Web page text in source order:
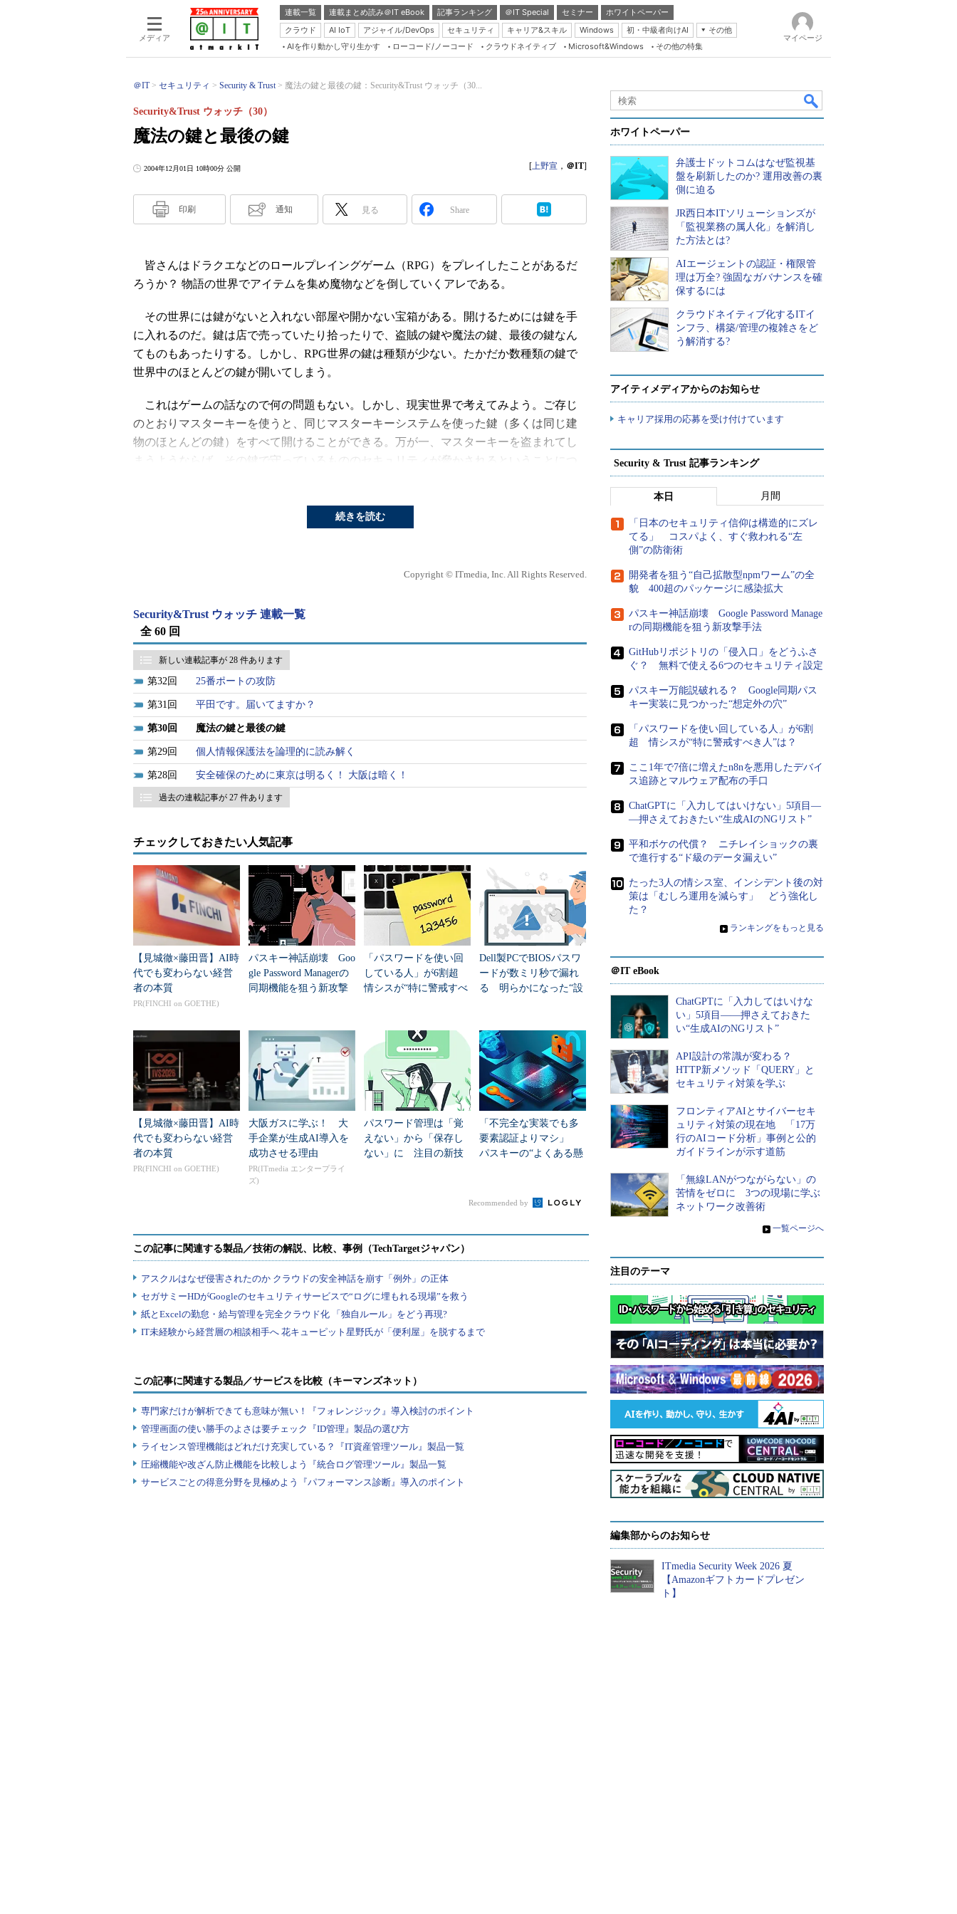
メディア
連載一覧 連載まとめ読み＠IT eBook 記事ランキング ＠IT Special セミナー
ホワイトペーパー
クラウド
AI IoT アジャイル/DevOps セキュリティ キャリア&スキル Windows 初・中級者向けAI
その他
Server & Storage
Database Expert
Master of IP Network
Security & Trust
Test & Tools
AIを作り動かし守り生かす ローコード/ノーコード クラウドネイティブ Microsoft&Windows その他の特集
マイページ
＠IT セキュリティ Security & Trust 魔法の鍵と最後の鍵：Security&Trust ウォッチ（30...
魔法の鍵と最後の鍵
Security&Trust ウォッチ（30）
2004年12月01日 10時00分 公開 [上野宣 ， ＠IT]
印刷 通知 見る Share
皆さんはドラクエなどのロールプレイングゲーム（RPG）をプレイしたことがあるだ
ろうか？ 物語の世界でアイテムを集め魔物などを倒していくアレである。
その世界には鍵がないと入れない部屋や開かない宝箱がある。開けるためには鍵を手
に入れるのだ。鍵は店で売っていたり拾ったりで、盗賊の鍵や魔法の鍵、最後の鍵なん
てものもあったりする。しかし、RPG世界の鍵は種類が少ない。たかだか数種類の鍵で
世界中のほとんどの鍵が開いてしまう。
これはゲームの話なので何の問題もない。しかし、現実世界で考えてみよう。ご存じ
のとおりマスターキーを使うと、同じマスターキーシステムを使った鍵（多くは同じ建
物のほとんどの鍵）をすべて開けることができる。万が一、マスターキーを盗まれてし
まうようならば、その鍵で守っているもののセキュリティが脅かされるということにつ
コンピュータ世界のマスターキー
を使っている方は多く存在するだろう。さらにこれは個人だけではなく企業内でも同様
OSのログインに始まり、Webメールにポータルサイト、BlogやISPなどログイン時にア
カウント、いわゆる鍵を必要とする場面は非常に多くなっている。少ない人でもざっと
10アカウントぐらいはあるのではないだろうか？多い人になると100アカウント以上管理
していることも珍しくないと思う。
ちなみに筆者も数えてみたら100アカウント以上あった。もしアカウントすべてがマス
ターキーのように同じIDとパスワードで管理されているとして、「そのマスターキーを
誰かに渡せますか？」と聞かれれば、筆者は間違いなくノーと答える。
マスターキーを渡したからといって、管理しているすべてのセキュリティが破られる
とは思わない。それは何を管理している鍵なのかが分からないからだ。しかし、その人
マスターキーよりキーボックス利用を提案
マスターキーのようなパスワードで多くのアカウントを管理していると、あるマスタ
ーキーが漏えいした場合に被害が他所に及ぶ可能性がある。かといって、100以上もある
アカウントすべてに異なるIDとパスワードを使って、それを私の頭で記憶できるわけが
ない。
そこで筆者はキーボックスを使うことにした。100のアカウントに異なる鍵を割り当
て、そのキーボックスの鍵1本を管理することにしたのだ。マスターキーではなく、キー
たぐいのソフトウェアのことを指す。
頻繁にネットワークを通過するマスターキーを使うぐらいなら、自己責任の範囲内で
使えるデスクトップPCにパスワード管理ツールを導入して管理した方が安全に違いない
という結論からである。
パスワード管理ツールの利点
一般的なパスワード管理ツールの最大の利点は、アカウント別に異なるパスワードを
複雑なパスワードを利用できる。さらに、IDとパスワード以外にも補足情報を記録でき
や自分が登録したアプリケーションのシリアルナンバーの管理ツールとしても使うこと
もちろん、ツール内で管理しているこれらのパスワードなどの情報は暗号化されてい
る。キーボックスの鍵がない限りは秘密にしたい情報が漏えいする確率は低いだろう。
したり検索したりすることもできる。
パスワード管理ツールは、その利便性と安全性が向上する効果から一度使うと手放す
パスワード管理ツールいろいろ
続きを読む
Copyright © ITmedia, Inc. All Rights Reserved.
Security&Trust ウォッチ 連載一覧
全 60 回
新しい連載記事が 28 件あります
32 25番ポートの攻防
31 平田です。届いてますか？
30 魔法の鍵と最後の鍵
29 個人情報保護法を論理的に読み解く
28 安全確保のために東京は明るく！ 大阪は暗く！
過去の連載記事が 27 件あります
チェックしておきたい人気記事
【見城徹×藤田晋】AI時
代でも変わらない経営
者の本質
PR(FINCHI on GOETHE)
パスキー神話崩壊 Goo
gle Password Managerの
同期機能を狙う新攻撃
「パスワードを使い回
している人」が6割超
情シスが“特に警戒すべ
Dell製PCでBIOSパスワ
ードが数ミリ秒で漏れ
る 明らかになった“設
【見城徹×藤田晋】AI時
代でも変わらない経営
者の本質
PR(FINCHI on GOETHE)
大阪ガスに学ぶ！ 大
手企業が生成AI導入を
成功させる理由
PR(ITmedia エンタープライ
ズ)
パスワード管理は「覚
えない」から「保存し
ない」に 注目の新技
「不完全な実装でも多
要素認証よりマシ」
パスキーの“よくある懸
Recommended by
この記事に関連する製品／サービスを比較（キーマンズネット）
専門家だけが解析できても意味が無い！『フォレンジック』導入検討のポイント
管理画面の使い勝手のよさは要チェック『ID管理』製品の選び方
ライセンス管理機能はどれだけ充実している？『IT資産管理ツール』製品一覧
圧縮機能や改ざん防止機能を比較しよう『統合ログ管理ツール』製品一覧
サービスごとの得意分野を見極めよう『パフォーマンス診断』導入のポイント
ホワイトペーパー
弁護士ドットコムはなぜ監視基
盤を刷新したのか? 運用改善の裏
側に迫る
JR西日本ITソリューションズが
「監視業務の属人化」を解消し
た方法とは?
AIエージェントの認証・権限管
理は万全? 強固なガバナンスを確
保するには
クラウドネイティブ化するITイ
ンフラ、構築/管理の複雑さをど
う解消する?
アイティメディアからのお知らせ
キャリア採用の応募を受け付けています
Security & Trust 記事ランキング
本日 月間
「日本のセキュリティ信仰は構造的にズレ
てる」 コスパよく、すぐ救われる“左
側”の防衛術
開発者を狙う“自己拡散型npmワーム”の全
貌 400超のパッケージに感染拡大
パスキー神話崩壊 Google Password Manage
rの同期機能を狙う新攻撃手法
GitHubリポジトリの「侵入口」をどうふさ
ぐ？ 無料で使える6つのセキュリティ設定
パスキー万能説破れる？ Google同期パス
キー実装に見つかった“想定外の穴”
「パスワードを使い回している人」が6割
超 情シスが“特に警戒すべき人”は？
ここ1年で7倍に増えたn8nを悪用したデバイ
ス追跡とマルウェア配布の手口
ChatGPTに「入力してはいけない」5項目―
―押さえておきたい“生成AIのNGリスト”
平和ボケの代償？ ニチレイショックの裏
で進行する“ド級のデータ漏えい”
たった3人の情シス室、インシデント後の対
策は「むしろ運用を減らす」 どう強化し
た？
» ランキングをもっと見る
＠IT eBook
ChatGPTに「入力してはいけな
い」5項目――押さえておきた
い“生成AIのNGリスト”
API設計の常識が変わる？
HTTP新メソッド「QUERY」と
セキュリティ対策を学ぶ
フロンティアAIとサイバーセキ
ュリティ対策の現在地 「17万
行のAIコード分析」事例と公的
ガイドラインが示す道筋
「無線LANがつながらない」の
苦情をゼロに 3つの現場に学ぶ
ネットワーク改善術
» 一覧ページへ
注目のテーマ
編集部からのお知らせ
ITmedia Security Week 2026 夏
【Amazonギフトカードプレゼン
ト】